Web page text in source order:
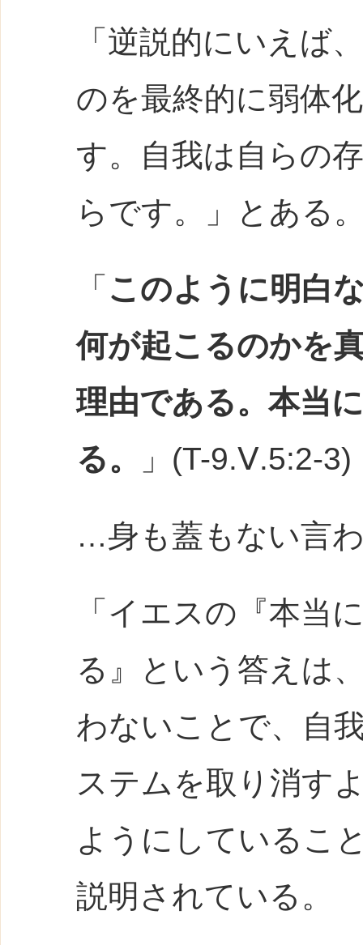
「逆説的にいえば
のを最終的に弱体
す。自我は自らの
らです。」とある
「 このように明白
何が起こるのかを
理由である。本当
る。
」(T-9.Ⅴ.5:2-3)
…身も蓋もない言
「イエスの『本当
る』という答えは
わないことで、自
ステムを取り消す
ようにしているこ
説明されている。